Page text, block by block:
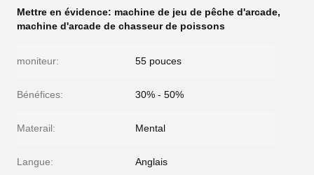
Mettre en évidence: machine de jeu de pêche d'arcade,
machine d'arcade de chasseur de poissons
moniteur: 55 pouces
Bénéfices: 30% - 50%
Materail: Mental
Langue: Anglais